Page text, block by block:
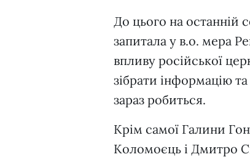
До цього на останній
запитала у в.о. мера
впливу російської
зібрати інформацію
зараз робиться.
Крім самої Галини
Коломоєць і Дмитро